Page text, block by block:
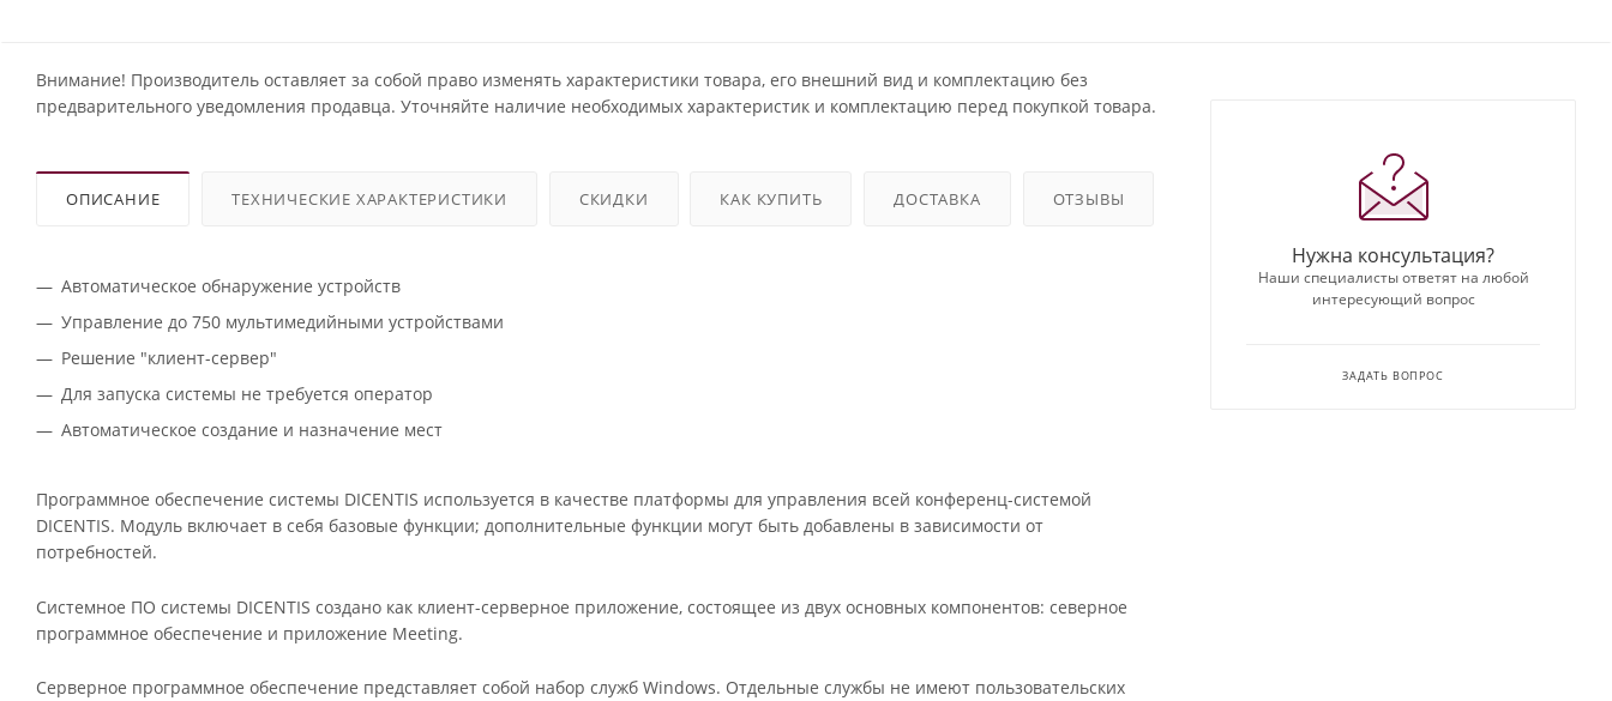
Внимание! Производитель оставляет за собой право изменять характеристики товара, его внешний вид и комплектацию без
предварительного уведомления продавца. Уточняйте наличие необходимых характеристик и комплектацию перед покупкой товара.
ОПИСАНИЕ ТЕХНИЧЕСКИЕ ХАРАКТЕРИСТИКИ СКИДКИ КАК КУПИТЬ ДОСТАВКА ОТЗЫВЫ
Автоматическое обнаружение устройств
Управление до 750 мультимедийными устройствами
Решение "клиент-сервер"
Для запуска системы не требуется оператор
Автоматическое создание и назначение мест
Программное обеспечение системы DICENTIS используется в качестве платформы для управления всей конференц-системой
DICENTIS. Модуль включает в себя базовые функции; дополнительные функции могут быть добавлены в зависимости от
потребностей.
Системное ПО системы DICENTIS создано как клиент-серверное приложение, состоящее из двух основных компонентов: северное
программное обеспечение и приложение Meeting.
Серверное программное обеспечение представляет собой набор служб Windows. Отдельные службы не имеют пользовательских
Нужна консультация?
Наши специалисты ответят на любой
интересующий вопрос
ЗАДАТЬ ВОПРОС